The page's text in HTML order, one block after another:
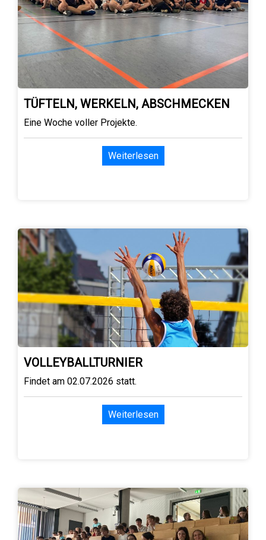
TÜFTELN, WERKELN, ABSCHMECKEN
Eine Woche voller Projekte.
Weiterlesen
VOLLEYBALLTURNIER
Findet am 02.07.2026 statt.
Weiterlesen